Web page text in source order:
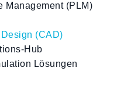
Management (PLM)
(CAD)
Hub
Lösungen